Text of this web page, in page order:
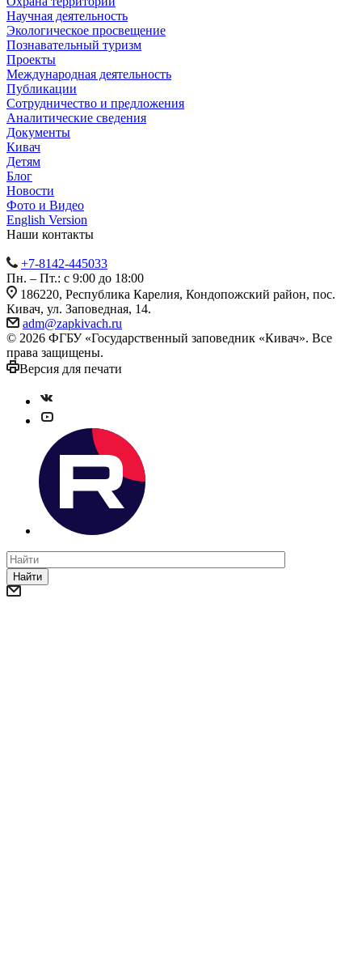
Научная деятельность
Экологическое просвещение
Познавательный туризм
Проекты
Международная деятельность
Публикации
Сотрудничество и предложения
Аналитические сведения
Документы
Кивач
Детям
Блог
Новости
Фото и Видео
English Version
Наши контакты
+7-8142-445033
Пн. – Пт.: с 9:00 до 18:00
186220, Республика Карелия, Кондопожский район, пос.
Кивач, ул. Заповедная, 14.
adm@zapkivach.ru
© 2026 ФГБУ «Государственный заповедник «Кивач». Все
права защищены.
Версия для печати
Найти